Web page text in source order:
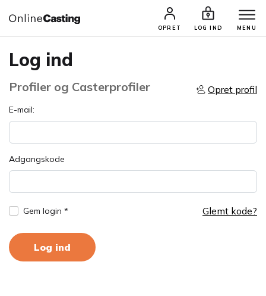
OPRET LOG IND MENU
Log ind
Profiler og Casterprofiler Opret profil
E-mail:
Adgangskode
Gem login * Glemt kode?
Log ind